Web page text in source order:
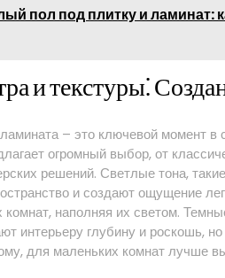
пол под плитку и ламинат:
и текстуры⁚
– это ключевой момент в
огромный выбор, от
решений. Светлые тона,
и создают ощущение
наполняя их светом.
интерьеру глубину и роскошь,
для маленьких комнат лучше